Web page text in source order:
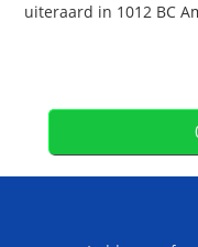
uiteraard in 1012 BC